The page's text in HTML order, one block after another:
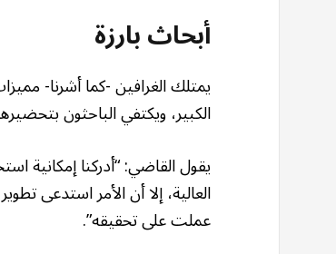
أبحاث بارزة
يمتلك الغرافين -كما أشرنا-
الكبير، ويكتفي الباحثون
يقول القاضي: “أدركنا إمكانية
العالية، إلا أن الأمر استدعى
عملت على تحقيقه”.